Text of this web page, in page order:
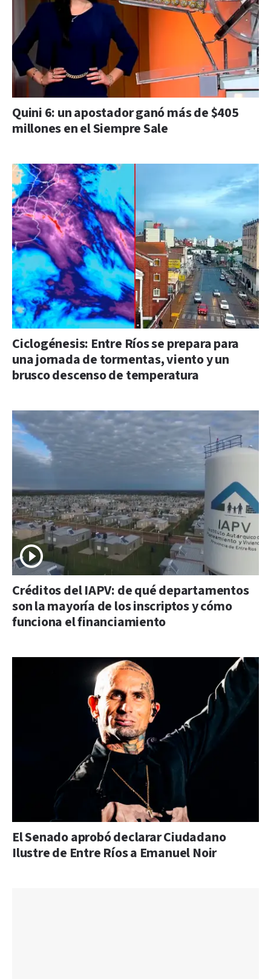
Quini 6: un apostador ganó más de $405
millones en el Siempre Sale
Ciclogénesis: Entre Ríos se prepara para
una jornada de tormentas, viento y un
brusco descenso de temperatura
Créditos del IAPV: de qué departamentos
son la mayoría de los inscriptos y cómo
funciona el financiamiento
El Senado aprobó declarar Ciudadano
Ilustre de Entre Ríos a Emanuel Noir